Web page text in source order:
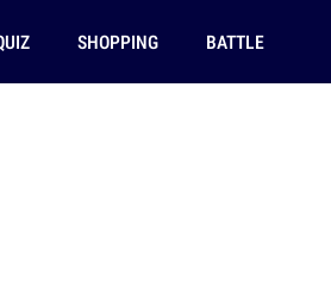
SHOPPING BATTLE